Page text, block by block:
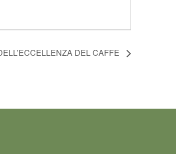
DEL CAFFE